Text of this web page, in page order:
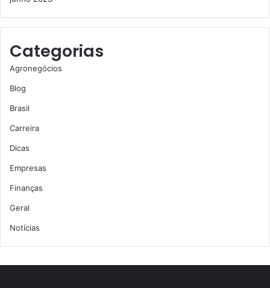
Categorias
Agronegócios
Blog
Brasil
Carreira
Dicas
Empresas
Finanças
Geral
Notícias